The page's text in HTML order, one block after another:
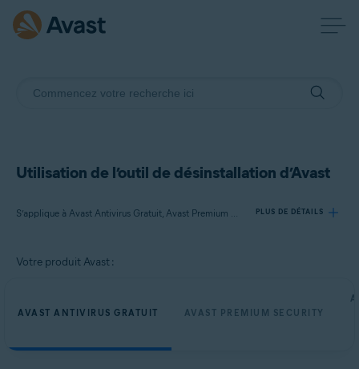
Utilisation de l’outil de désinstallation d’Avast
S’applique à Avast Antivirus Gratuit, Avast Premium Security, Avast One, Avast Secure Browser PLUS DE DÉTAILS
Avast Premium Security
Votre produit Avast :
AVAST ANTIVIRUS GRATUIT AVAST PREMIUM SECURITY